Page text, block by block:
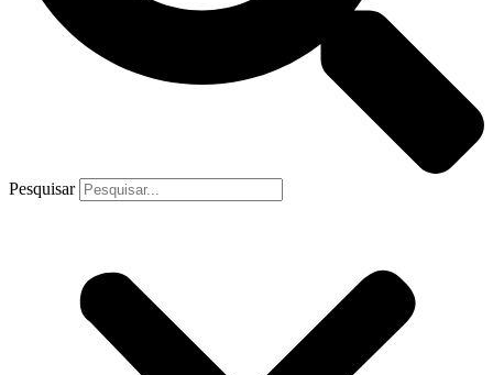
Pesquisar